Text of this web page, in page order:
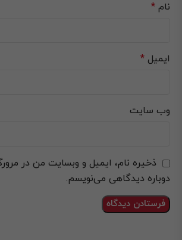
نام *
ایمیل *
وب‌ سایت
ذخیره نام، ایمیل و وبسایت من در
دوباره دیدگاهی می‌نویسم.